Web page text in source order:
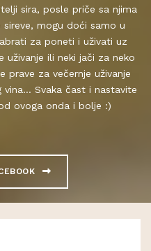
sira, posle priče sa njima
mogu doći samo u
za poneti i uživati uz
uživanje ili neki jači za neko
prave za večernje uživanje
Svaka čast i nastavite
ovoga onda i bolje :)